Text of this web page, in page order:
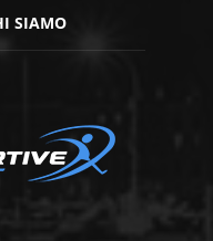
SIAMO